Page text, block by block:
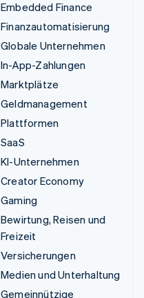
Embedded Finance
Finanzautomatisierung
Globale Unternehmen
In-App-Zahlungen
Marktplätze
Geldmanagement
Plattformen
SaaS
KI-Unternehmen
Creator Economy
Gaming
Bewirtung, Reisen und
Freizeit
Versicherungen
Medien und Unterhaltung
Gemeinnützige